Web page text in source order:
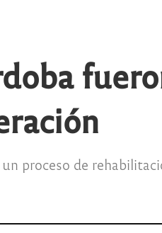
proceso de